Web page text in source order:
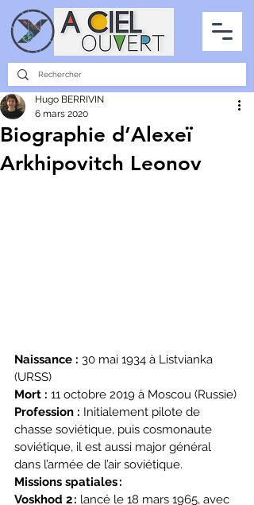
PARTENARIATS
INTERVIEWS LA PHOTO DU CIEL TOUS LES ARTICLES
Biographie d’Alexeï
Arkhipovitch Leonov
Hugo BERRIVIN
6 mars 2020
Naissance : 30 mai 1934 à Listvianka
(URSS)
Mort : 11 octobre 2019 à Moscou (Russie)
Profession : Initialement pilote de
chasse soviétique, puis cosmonaute
soviétique, il est aussi major général
dans l’armée de l’air soviétique.
Missions spatiales :
Voskhod 2 : lancé le 18 mars 1965, avec